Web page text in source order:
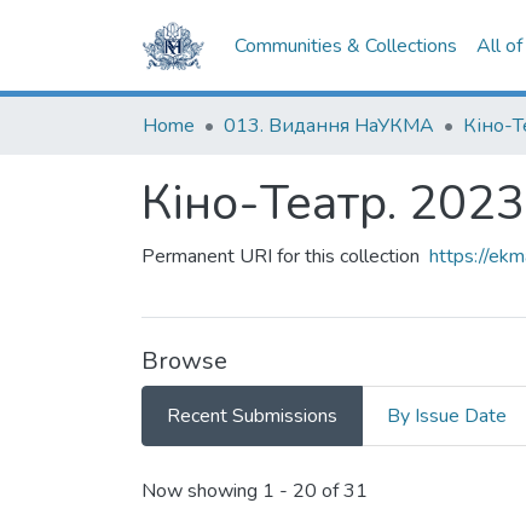
Communities & Collections All of
Home 013. Видання НаУКМА Кіно-
Кіно-Театр.
Permanent URI for this collection https://
Browse
Recent Submissions By Issue Date
Recent Submissions
Now showing 1 - 20 of 31